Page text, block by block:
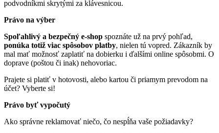
podvodníkmi skrytými za klávesnicou.
Právo na výber
Spoľahlivý a bezpečný e-shop spoznáte už na prvý pohľad,
ponúka totiž viac spôsobov platby, nielen tú vopred. Zákazník by
mal mať možnosť zaplatiť na dobierku i ďalšími online spôsobmi. O
doprave (poštou či inak) nehovoriac.
Prajete si platiť v hotovosti, alebo kartou či priamym prevodom na
účet? Vyberte si!
Právo byť vypočutý
Ako správne reklamovať niečo, čo nespĺňa vaše požiadavky?